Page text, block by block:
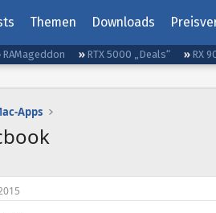
Themen Downloads
RAMageddon RTX 5000 „Deals“ RX
Apps